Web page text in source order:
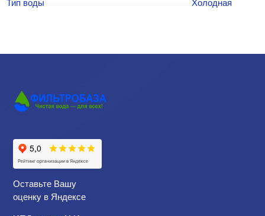
Тип воды
Холодная
Оставьте Вашу
оценку в Яндексе